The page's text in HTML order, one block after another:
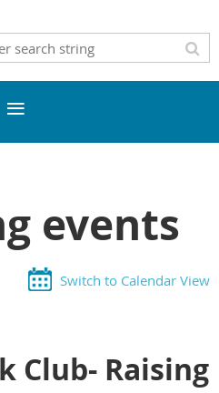
events
Switch to Calendar View
Club- Raising